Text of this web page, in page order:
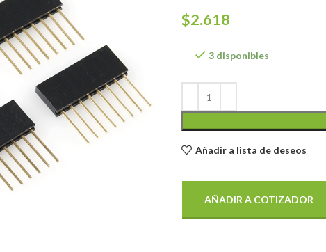
$2.618
3 disponibles
Añadir a lista de deseos
AÑADIR A COTIZADOR